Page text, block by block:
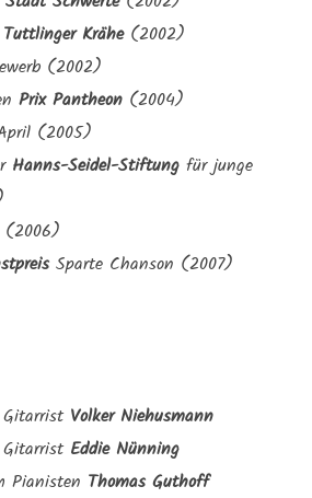
Tuttlinger Krähe(2002)
(2002)
Prix Pantheon(2004)
(2005)
Hanns-Seidel-Stiftungfür junge
Sparte Chanson (2007)
Volker Niehusmann
Eddie Nünning
Pianisten Thomas Guthoff